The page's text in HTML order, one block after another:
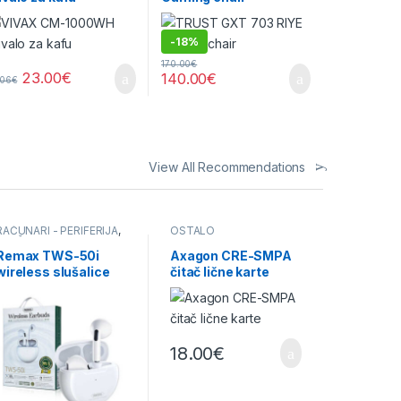
€ 23.00€
-18%
140.00€
170.00€
View All Recommendations
- PERIFERIJA,
TWS-50i
slušalice
OSTALO
Axagon CRE-SMPA
čitač lične karte
18.00€